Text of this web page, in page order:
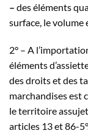
– des éléments
surface, le volume
2° – A
éléments
des droits et des
marchandises est
le territoire
articles 13 et 86-